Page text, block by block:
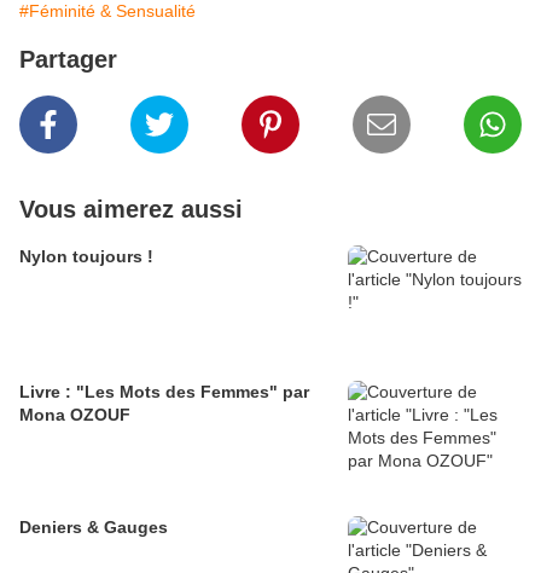
#Féminité & Sensualité
Partager
Vous aimerez aussi
Nylon toujours !
Livre : "Les Mots des Femmes" par
Mona OZOUF
Deniers & Gauges